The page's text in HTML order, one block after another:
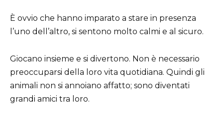
È ovvio che hanno imparato a stare in presenza
l’uno dell’altro, si sentono molto calmi e al sicuro.
Giocano insieme e si divertono. Non è necessario
preoccuparsi della loro vita quotidiana. Quindi gli
animali non si annoiano affatto; sono diventati
grandi amici tra loro.